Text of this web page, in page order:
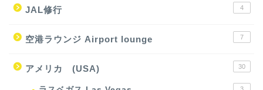
JAL修行 4
空港ラウンジ Airport lounge 7
アメリカ (USA) 30